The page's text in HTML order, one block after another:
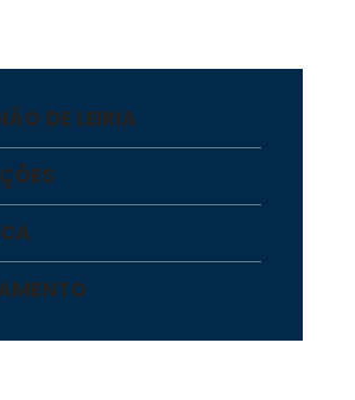
DE LEIRIA